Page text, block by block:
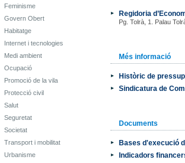
Feminisme
Govern Obert
Habitatge
Internet i tecnologies
Medi ambient
Ocupació
Promoció de la vila
Protecció civil
Salut
Seguretat
Societat
Transport i mobilitat
Urbanisme
Regidoria
Pg. Tolrà, 1. Palau
Més informació
Històric de
Sindicatura de
Documents
Bases d'execució
Indicadors